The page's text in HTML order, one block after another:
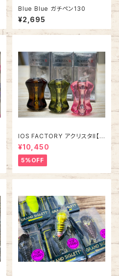
Blue Blue ガチペン130
¥2,695
IOS FACTORY アクリスタII【タ
イプA】
¥10,450
5%OFF